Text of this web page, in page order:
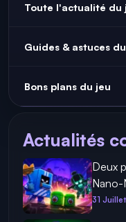
Toute l'actualité du
Guides & astuces
Bons plans du jeu
Actualités
Deux
Nano-
31